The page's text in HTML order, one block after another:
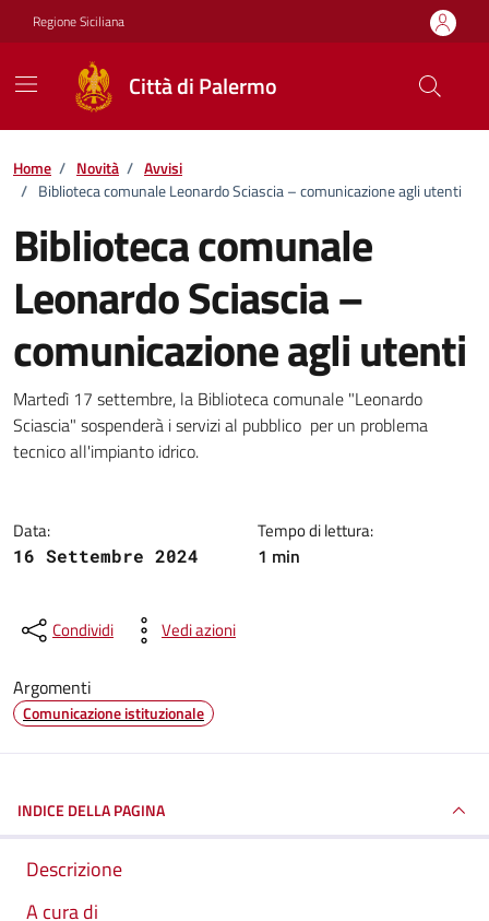
Vai ai contenuti
Vai al footer
Regione Siciliana
Città di Palermo
Home / Novità / Avvisi
/ Biblioteca comunale Leonardo Sciascia – comunicazione agli utenti
Biblioteca comunale
Leonardo Sciascia –
comunicazione agli utenti
Dettagli della notizia
Martedì 17 settembre, la Biblioteca comunale "Leonardo
Sciascia" sospenderà i servizi al pubblico per un problema
tecnico all'impianto idrico.
Data:
16 Settembre 2024
Tempo di lettura:
1 min
Condividi Vedi azioni
Argomenti
Comunicazione istituzionale
INDICE DELLA PAGINA
Descrizione
A cura di